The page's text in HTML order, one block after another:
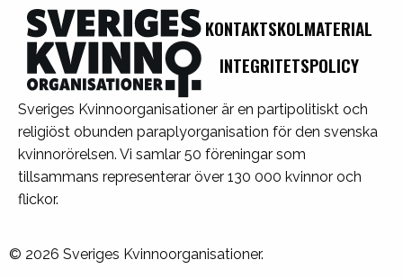
Sveriges Kvinnoorganisationer är en partipolitiskt och
religiöst obunden paraplyorganisation för den svenska
kvinnorörelsen. Vi samlar 50 föreningar som
tillsammans representerar över 130 000 kvinnor och
flickor.
KONTAKTSKOLMATERIAL
INTEGRITETSPOLICY
© 2026 Sveriges Kvinnoorganisationer.